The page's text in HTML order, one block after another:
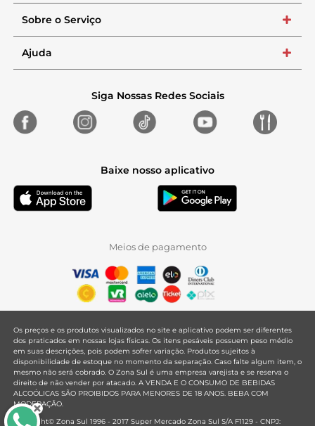
Sobre o Serviço +
Ajuda +
Siga Nossas Redes Sociais
Baixe nosso aplicativo
Meios de pagamento
Os preços e os produtos visualizados no site e aplicativo podem ser diferentes
dos praticados em nossas lojas físicas. Os itens pesáveis possuem peso médio
em suas descrições, pois podem sofrer variação. Produtos sujeitos à
disponibilidade de estoque no momento da separação. Caso falte algum item, o
mesmo não será cobrado. O Zona Sul é uma empresa varejista e se reserva o
direito de não vender por atacado. A VENDA E O CONSUMO DE BEBIDAS
ALCOÓLICAS SÃO PROIBIDOS PARA MENORES DE 18 ANOS. BEBA COM
MODERAÇÃO.
Copyright© Zona Sul 1996 - 2017 Super Mercado Zona Sul S/A F1129 - CNPJ: